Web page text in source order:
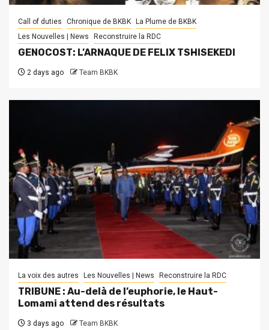
Call of duties Chronique de BKBK
La Plume de BKBK
Les Nouvelles | News
Reconstruire la RDC
GENOCOST: L’ARNAQUE DE FELIX TSHISEKEDI
2 days ago Team BKBK
La voix des autres Les Nouvelles | News Reconstruire la RDC
TRIBUNE : Au-delà de l’euphorie, le Haut-
Lomami attend des résultats
3 days ago Team BKBK